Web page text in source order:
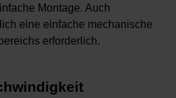
Montage. Auch
eine einfache mechanische
erforderlich.